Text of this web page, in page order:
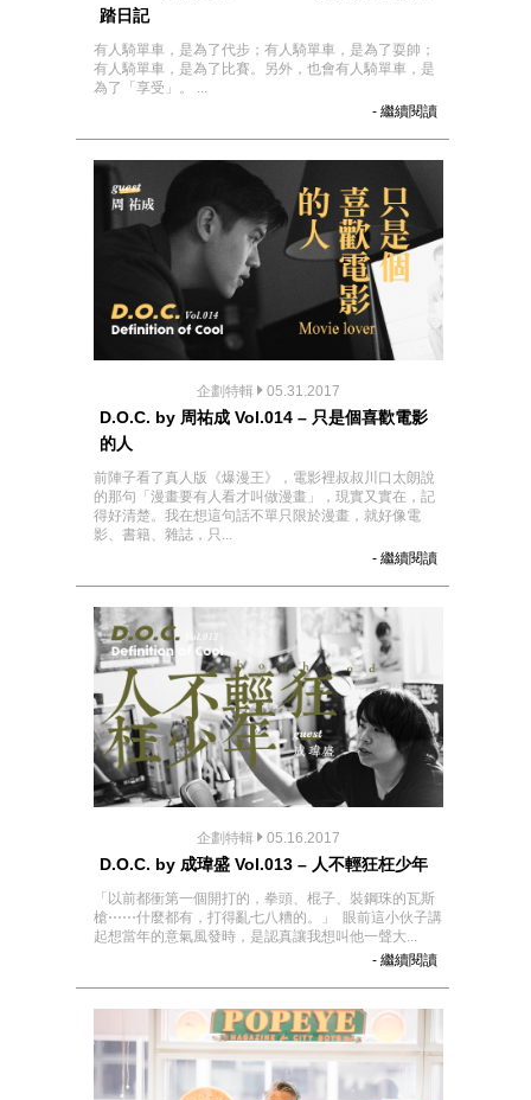
踏日記
有人騎單車，是為了代步；有人騎單車，是為了耍帥；
有人騎單車，是為了比賽。另外，也會有人騎單車，是
為了「享受」。 ...
- 繼續閱讀
企劃特輯 05.31.2017
D.O.C. by 周祐成 Vol.014 – 只是個喜歡電影
的人
前陣子看了真人版《爆漫王》，電影裡叔叔川口太朗說
的那句「漫畫要有人看才叫做漫畫」，現實又實在，記
得好清楚。我在想這句話不單只限於漫畫，就好像電
影、書籍、雜誌，只...
- 繼續閱讀
企劃特輯 05.16.2017
D.O.C. by 成瑋盛 Vol.013 – 人不輕狂枉少年
「以前都衝第一個開打的，拳頭、棍子、裝鋼珠的瓦斯
槍⋯⋯什麼都有，打得亂七八糟的。」 眼前這小伙子講
起想當年的意氣風發時，是認真讓我想叫他一聲大...
- 繼續閱讀